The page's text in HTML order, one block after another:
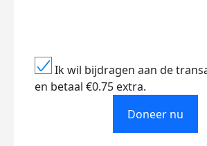
Ik wil bijdragen aan de
en betaal €0.75 extra.
Doneer nu